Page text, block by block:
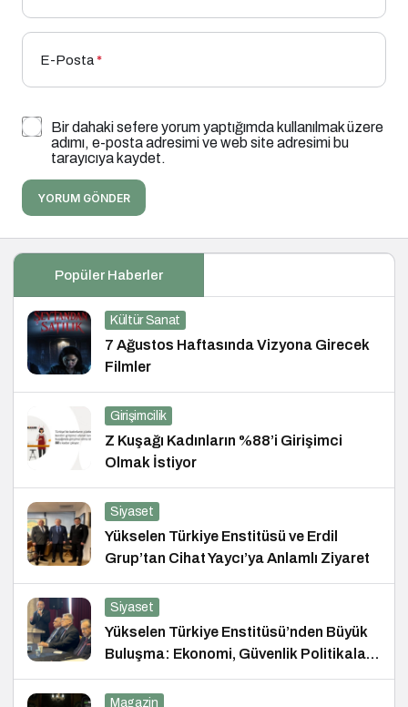
E-Posta*
Bir dahaki sefere yorum yaptığımda kullanılmak üzere
adımı, e-posta adresimi ve web site adresimi bu
tarayıcıya kaydet.
YORUM GÖNDER
Popüler Haberler
Kültür Sanat
7 Ağustos Haftasında Vizyona Girecek
Filmler
Girişimcilik
Z Kuşağı Kadınların %88’i Girişimci
Olmak İstiyor
Siyaset
Yükselen Türkiye Enstitüsü ve Erdil
Grup’tan Cihat Yaycı’ya Anlamlı Ziyaret
Siyaset
Yükselen Türkiye Enstitüsü’nden Büyük
Buluşma: Ekonomi, Güvenlik Politikaları
ve Hukuk Konferansı
Magazin